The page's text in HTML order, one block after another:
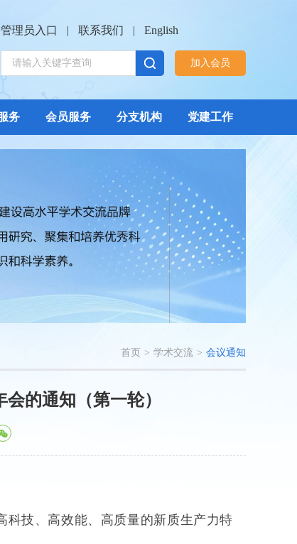
管理员入口 | 联系我们 | English
加入会员
务 会员服务 分支机构 党建工作
首页 > 学术交流 > 会议通知
的通知（第一轮）
科技、高效能、高质量的新质生产力特